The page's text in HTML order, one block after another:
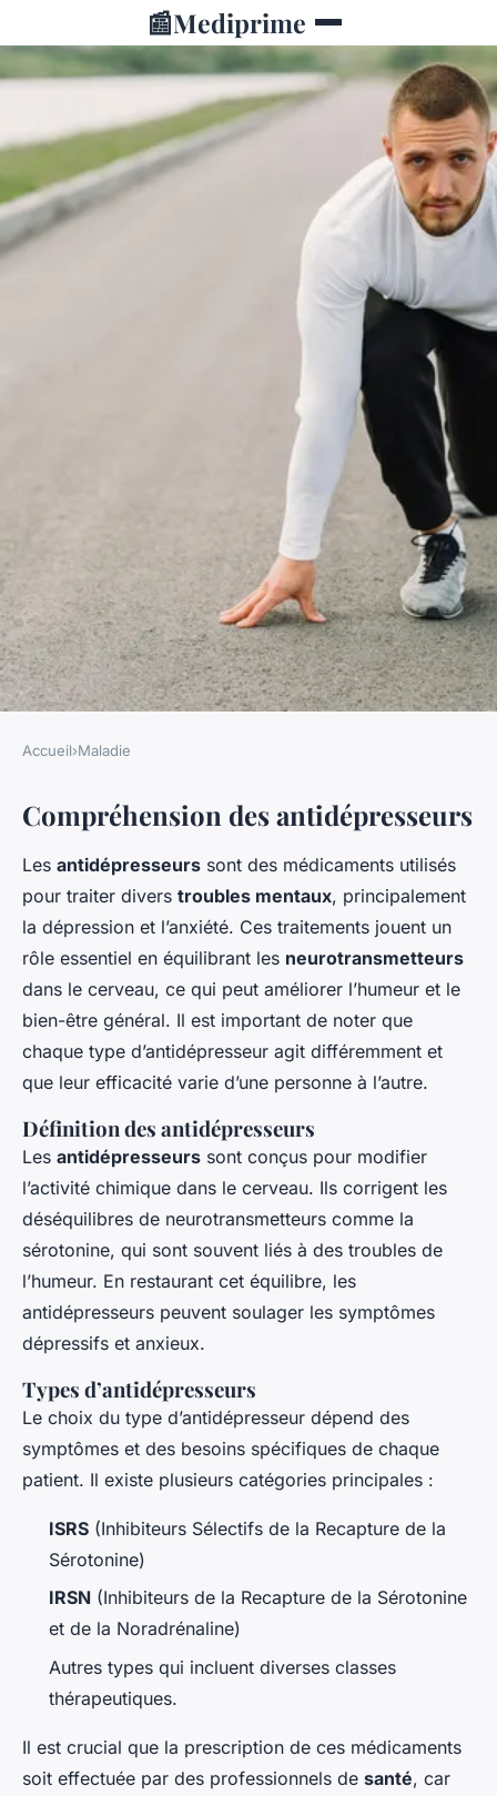
📰Mediprime
Les antidépresseurs: qui sont-
ils, comment fonctionnent-ils
et à quoi servent-ils?
Gabriel
Accueil›Maladie
Compréhension des antidépresseurs
Les antidépresseurs sont des médicaments utilisés
pour traiter divers troubles mentaux, principalement
la dépression et l’anxiété. Ces traitements jouent un
rôle essentiel en équilibrant les neurotransmetteurs
dans le cerveau, ce qui peut améliorer l’humeur et le
bien-être général. Il est important de noter que
chaque type d’antidépresseur agit différemment et
que leur efficacité varie d’une personne à l’autre.
Définition des antidépresseurs
Les antidépresseurs sont conçus pour modifier
l’activité chimique dans le cerveau. Ils corrigent les
déséquilibres de neurotransmetteurs comme la
sérotonine, qui sont souvent liés à des troubles de
l’humeur. En restaurant cet équilibre, les
antidépresseurs peuvent soulager les symptômes
dépressifs et anxieux.
Types d’antidépresseurs
Le choix du type d’antidépresseur dépend des
symptômes et des besoins spécifiques de chaque
patient. Il existe plusieurs catégories principales :
ISRS (Inhibiteurs Sélectifs de la Recapture de la
Sérotonine)
IRSN (Inhibiteurs de la Recapture de la Sérotonine
et de la Noradrénaline)
Autres types qui incluent diverses classes
thérapeutiques.
Il est crucial que la prescription de ces médicaments
soit effectuée par des professionnels de santé, car